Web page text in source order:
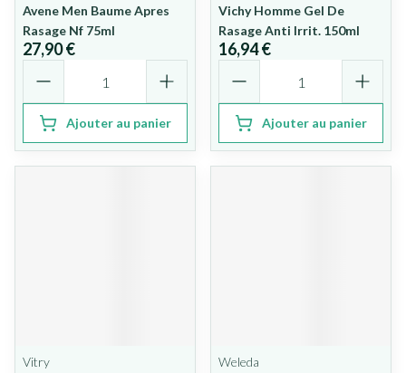
Avene Men Baume Apres
Rasage Nf 75ml
27,90 €
Ajouter au panier
Vichy Homme Gel De
Rasage Anti Irrit. 150ml
16,94 €
Ajouter au panier
Vitry
Weleda